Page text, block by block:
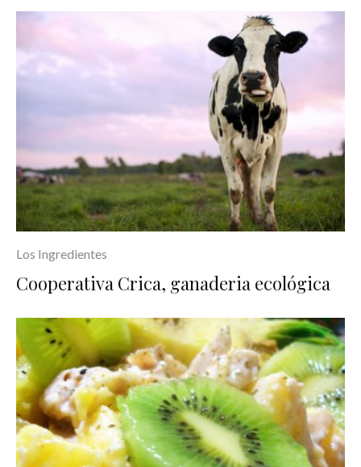
Los Ingredientes
Cooperativa Crica, ganaderia ecológica